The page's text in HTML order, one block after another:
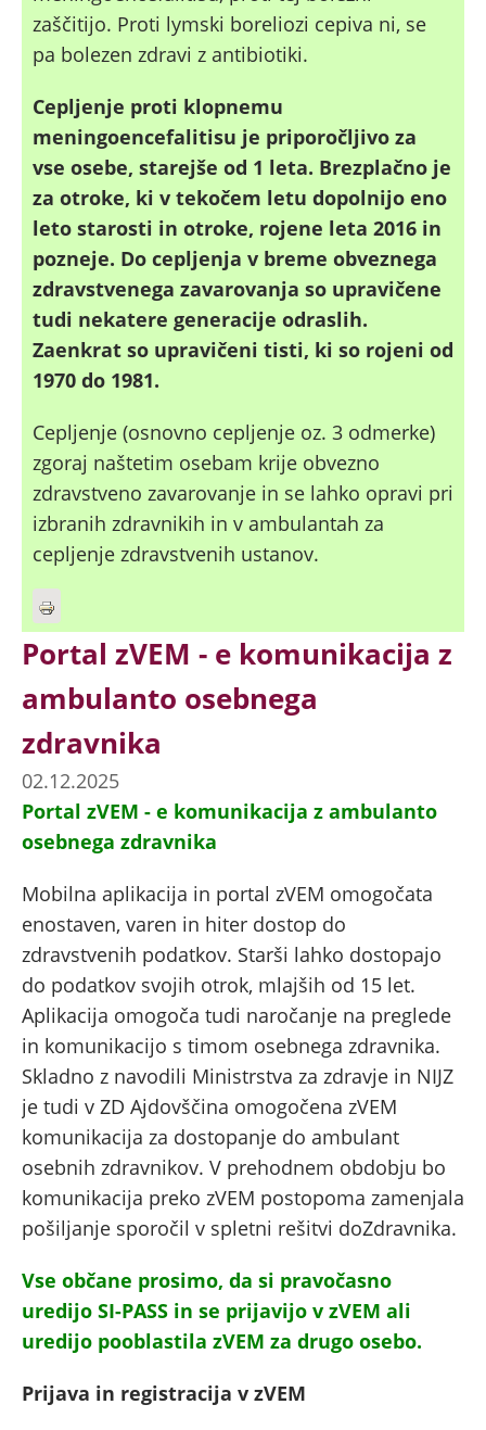
zaščitijo. Proti lymski boreliozi cepiva ni, se
pa bolezen zdravi z antibiotiki.
Cepljenje proti klopnemu
meningoencefalitisu je priporočljivo za
vse osebe, starejše od 1 leta. Brezplačno je
za otroke, ki v tekočem letu dopolnijo eno
leto starosti in otroke, rojene leta 2016 in
pozneje. Do cepljenja v breme obveznega
zdravstvenega zavarovanja so upravičene
tudi nekatere generacije odraslih.
Zaenkrat so upravičeni tisti, ki so rojeni od
1970 do 1981.
Cepljenje (osnovno cepljenje oz. 3 odmerke)
zgoraj naštetim osebam krije obvezno
zdravstveno zavarovanje in se lahko opravi pri
izbranih zdravnikih in v ambulantah za
cepljenje zdravstvenih ustanov.
Portal zVEM - e komunikacija z
ambulanto osebnega
zdravnika
02.12.2025
Portal zVEM - e komunikacija z ambulanto
osebnega zdravnika
Mobilna aplikacija in portal zVEM omogočata
enostaven, varen in hiter dostop do
zdravstvenih podatkov. Starši lahko dostopajo
do podatkov svojih otrok, mlajših od 15 let.
Aplikacija omogoča tudi naročanje na preglede
in komunikacijo s timom osebnega zdravnika.
Skladno z navodili Ministrstva za zdravje in NIJZ
je tudi v ZD Ajdovščina omogočena zVEM
komunikacija za dostopanje do ambulant
osebnih zdravnikov. V prehodnem obdobju bo
komunikacija preko zVEM postopoma zamenjala
pošiljanje sporočil v spletni rešitvi doZdravnika.
Vse občane prosimo, da si pravočasno
uredijo SI-PASS in se prijavijo v zVEM ali
uredijo pooblastila zVEM za drugo osebo.
Prijava in registracija v zVEM